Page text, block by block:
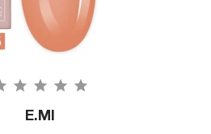
E.MI